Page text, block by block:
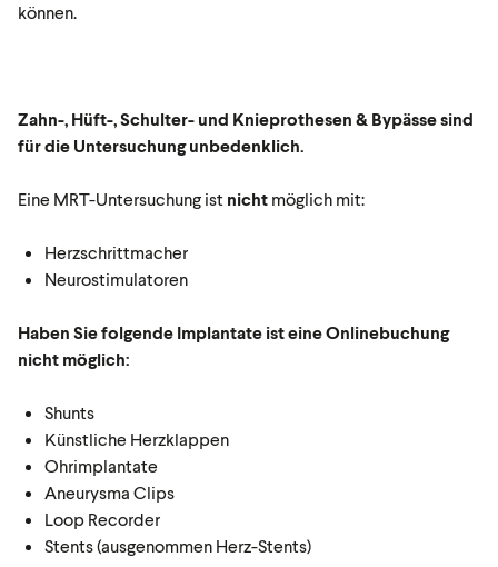
können.
Zahn-, Hüft-, Schulter- und Knieprothesen & Bypässe sind
für die Untersuchung unbedenklich.
Eine MRT-Untersuchung ist nicht möglich mit:
Herzschrittmacher
Neurostimulatoren
Haben Sie folgende Implantate ist eine Onlinebuchung
nicht möglich:
Shunts
Künstliche Herzklappen
Ohrimplantate
Aneurysma Clips
Loop Recorder
Stents (ausgenommen Herz-Stents)